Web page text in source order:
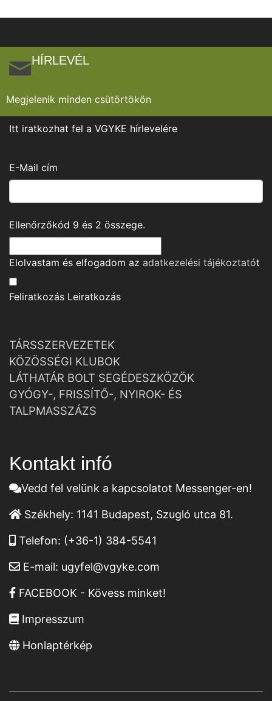
HÍRLEVÉL
Megjelenik minden csütörtökön
Itt iratkozhat fel a VGYKE hírlevelére
E-Mail cím
Ellenőrzőkód 9 és 2 összege.
Elolvastam és elfogadom az adatkezelési tájékoztatót
Feliratkozás Leiratkozás
TÁRSSZERVEZETEK
KÖZÖSSÉGI KLUBOK
LÁTHATÁR BOLT SEGÉDESZKÖZÖK
GYÓGY-, FRISSÍTŐ-, NYIROK- ÉS
TALPMASSZÁZS
Kontakt infó
Vedd fel velünk a kapcsolatot Messenger-en!
Székhely: 1141 Budapest, Szugló utca 81.
Telefon: (+36-1) 384-5541
E-mail: ugyfel@vgyke.com
FACEBOOK - Kövess minket!
Impresszum
Honlaptérkép